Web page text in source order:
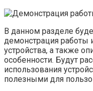
В данном разделе
демонстрация работы
устройства, а также
особенности. Будут
использования
полезными для